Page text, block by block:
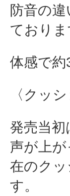
防音の
ておりま
体感で
〈クッ
発売当
声が上
在のク
す。